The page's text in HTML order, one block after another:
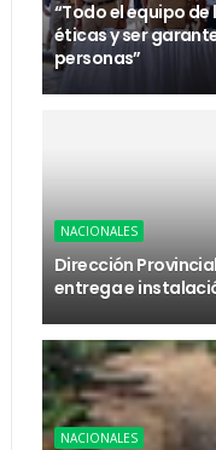
“Todo el equipo
éticas y ser
personas”
NACIONALES
Dirección
entrega e
NACIONALES